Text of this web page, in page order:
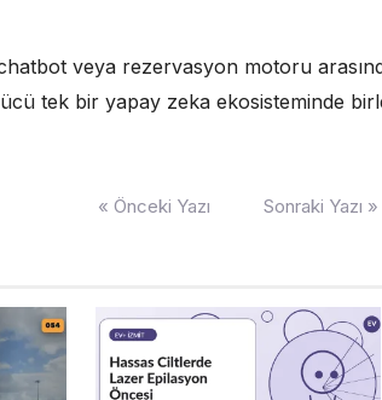
veya rezervasyon motoru
tek bir yapay zeka ekosisteminde
« Önceki Yazı Sonraki Yazı »